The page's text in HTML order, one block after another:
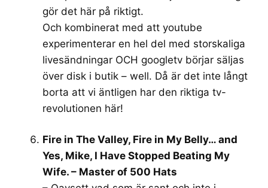
gör det här på riktigt.
Och kombinerat med att youtube
experimenterar en hel del med storskaliga
livesändningar OCH googletv börjar säljas
över disk i butik – well. Då är det inte långt
borta att vi äntligen har den riktiga tv-
revolutionen här!
Fire in The Valley, Fire in My Belly… and
Yes, Mike, I Have Stopped Beating My
Wife. – Master of 500 Hats